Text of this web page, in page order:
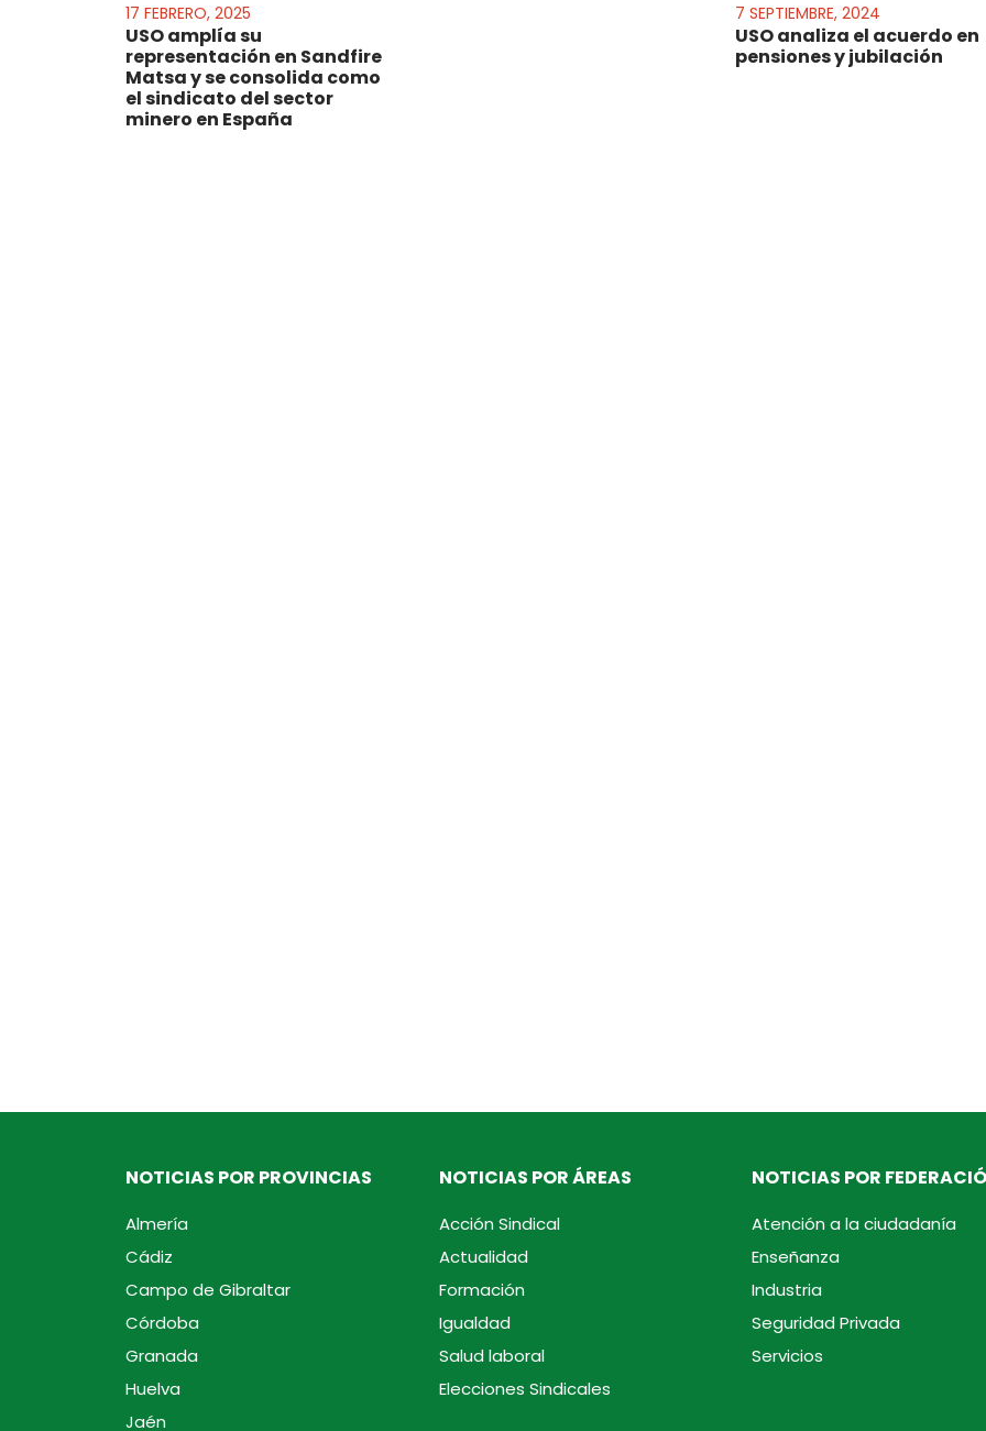
17 FEBRERO, 2025
USO amplía su
representación en Sandfire
Matsa y se consolida como
el sindicato del sector
minero en España
7 SEPTIEMBRE, 2024
USO analiza el acuerdo en
pensiones y jubilación
NOTICIAS POR PROVINCIAS
Almería
Cádiz
Campo de Gibraltar
Córdoba
Granada
Huelva
Jaén
NOTICIAS POR ÁREAS
Acción Sindical
Actualidad
Formación
Igualdad
Salud laboral
Elecciones Sindicales
NOTICIAS POR
Atención a la ciudadanía
Enseñanza
Industria
Seguridad Privada
Servicios